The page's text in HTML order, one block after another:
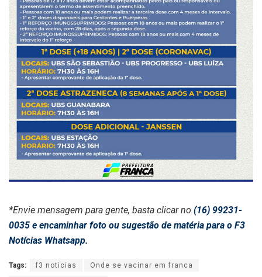
*Envie mensagem para gente, basta clicar no (16) 99231-
0035 e encaminhar foto ou sugestão de matéria para o F3
Notícias Whatsapp.
Tags: f3 noticias Onde se vacinar em franca